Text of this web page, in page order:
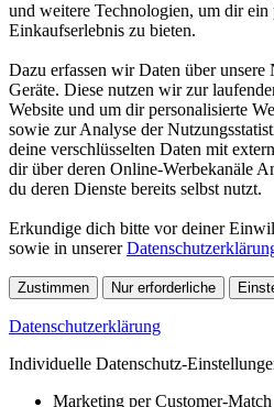
und weitere Technologien, um dir ein
Einkaufserlebnis zu bieten.
Dazu erfassen wir Daten über unsere
Geräte. Diese nutzen wir zur
Website und um dir personalisierte
sowie zur Analyse der
deine verschlüsselten Daten mit
dir über deren Online-Werbekanäle
du deren Dienste bereits selbst nutzt.
Erkundige dich bitte vor deiner
sowie in unserer
Zustimmen Nur erforderliche
Datenschutzerklärung
Individuelle Datenschutz-
Marketing per Customer-Match